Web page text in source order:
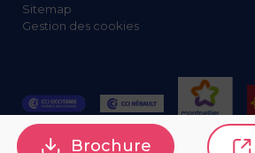
Sitemap
Gestion des cookies
Brochure